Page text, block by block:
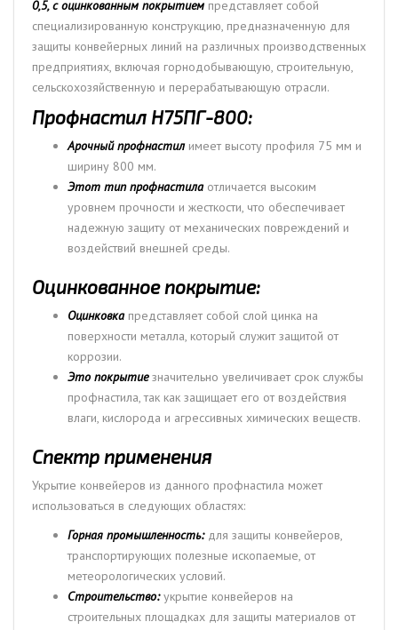
0,5, с оцинкованным покрытием представляет собой
специализированную конструкцию, предназначенную для
защиты конвейерных линий на различных производственных
предприятиях, включая горнодобывающую, строительную,
сельскохозяйственную и перерабатывающую отрасли.
Профнастил Н75ПГ-800:
Арочный профнастилимеет высоту профиля 75 мм и
ширину 800 мм.
Этот тип профнастилаотличается высоким
уровнем прочности и жесткости, что обеспечивает
надежную защиту от механических повреждений и
воздействий внешней среды.
Оцинкованное покрытие:
Оцинковкапредставляет собой слой цинка на
поверхности металла, который служит защитой от
коррозии.
Это покрытиезначительно увеличивает срок службы
профнастила, так как защищает его от воздействия
влаги, кислорода и агрессивных химических веществ.
Спектр применения
Укрытие конвейеров из данного профнастила может
использоваться в следующих областях:
Горная промышленность: для защиты конвейеров,
транспортирующих полезные ископаемые, от
метеорологических условий.
Строительство:укрытие конвейеров на
строительных площадках для защиты материалов от